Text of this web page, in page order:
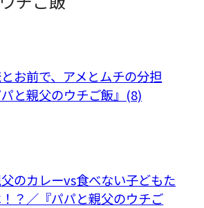
とお前で、アメとムチの分担
と親父のウチご飯』(8)
父のカレーvs食べない子どもた
？／『パパと親父のウチご